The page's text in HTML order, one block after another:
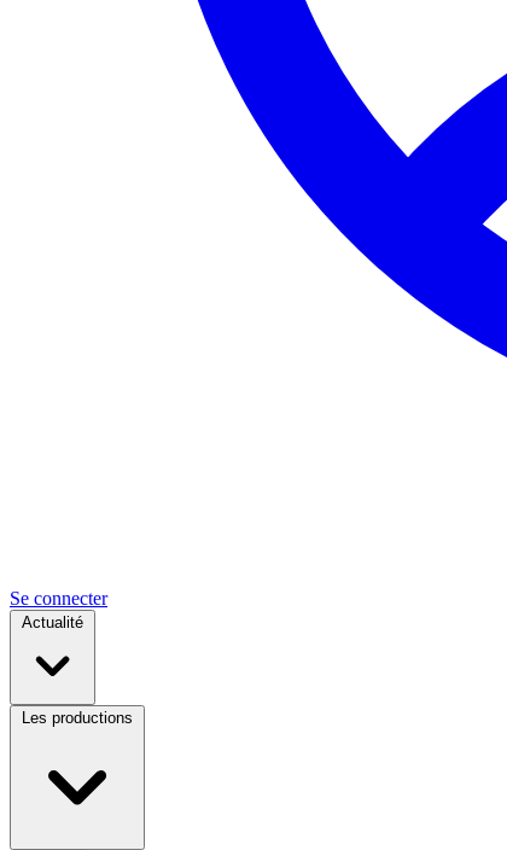
Se connecter
Actualité
Les productions